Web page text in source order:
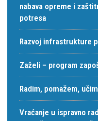
nabava opreme i
potresa
Razvoj infrastrukture
Zaželi – program
Radim, pomažem,
Vraćanje u ispravno